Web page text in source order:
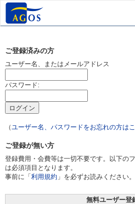
ご登録済みの方
ユーザー名、またはメールアドレス
パスワード:
（ユーザー名、パスワードをお忘れの方は
ご登録が無い方
登録費用・会費等は一切不要です。以下の
は必須項目となります。
事前に「 利用規約 」を必ずお読みください。
無料ユーザー登